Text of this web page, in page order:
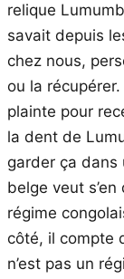
relique
savait depuis
chez nous,
ou la récupérer.
plainte pour
la dent de
garder ça dans
belge veut
régime
côté, il compte
n’est pas un